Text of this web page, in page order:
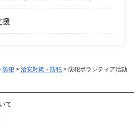
援
防犯 > 治安対策・防犯 > 防犯ボランティア活動
て